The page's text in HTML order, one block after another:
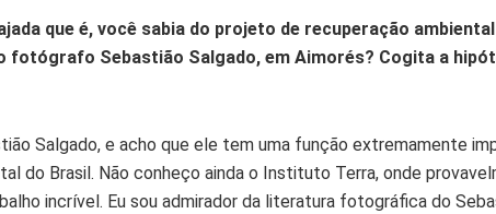
que é, você sabia do projeto de recuperação
fotógrafo Sebastião Salgado, em Aimorés? Cogita a
Salgado, e acho que ele tem uma função extremamente
do Brasil. Não conheço ainda o Instituto Terra, onde
incrível. Eu sou admirador da literatura fotográfica do